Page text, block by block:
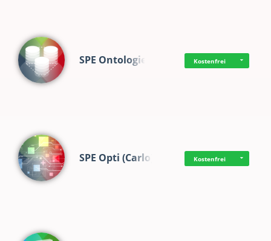
SPE Ontologie Kostenfrei
SPE Opti (Carlo) Kostenfrei